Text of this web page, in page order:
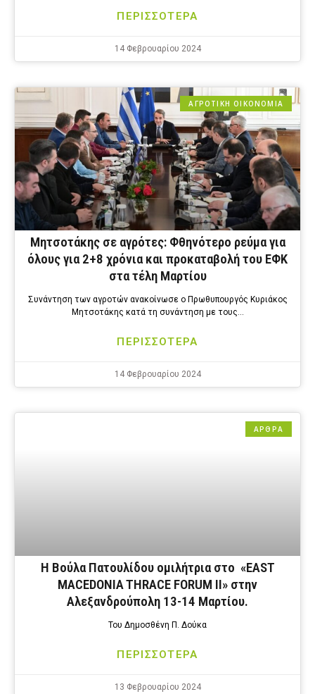
ΠΕΡΙΣΣΟΤΕΡΑ
14 Φεβρουαρίου 2024
ΑΓΡΟΤΙΚΗ ΟΙΚΟΝΟΜΙΑ
Μητσοτάκης σε αγρότες: Φθηνότερο ρεύμα για
όλους για 2+8 χρόνια και προκαταβολή του ΕΦΚ
στα τέλη Μαρτίου
Συνάντηση των αγροτών ανακοίνωσε ο Πρωθυπουργός Κυριάκος
Μητσοτάκης κατά τη συνάντηση με τους…
ΠΕΡΙΣΣΟΤΕΡΑ
14 Φεβρουαρίου 2024
ΑΡΘΡΑ
Η Βούλα Πατουλίδου ομιλήτρια στο «EAST
MACEDONIA THRACE FORUM II» στην
Αλεξανδρούπολη 13-14 Μαρτίου.
Του Δημοσθένη Π. Δούκα
ΠΕΡΙΣΣΟΤΕΡΑ
13 Φεβρουαρίου 2024